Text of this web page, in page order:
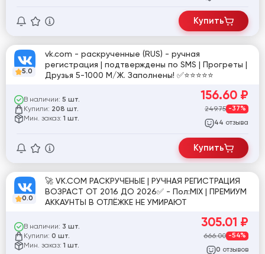
Купить
5.0
vk.com - раскрученные (RUS) - ручная
регистрация | подтверждены по SMS | Прогреты |
Друзья 5-1000 М/Ж. Заполнены! ✅⭐️⭐️⭐️⭐️⭐️
В наличии: 5 шт.
Купили: 208 шт.
Мин. заказ: 1 шт.
156.60 ₽
249.75 -37%
44 отзыва
Купить
0.0
🚀 VK.COM РАСКРУЧЕНЫЕ | РУЧНАЯ РЕГИСТРАЦИЯ
ВОЗРАСТ ОТ 2016 ДО 2026✅ - Пол:MIX | ПРЕМИУМ
АККАУНТЫ В ОТЛЁЖКЕ НЕ УМИРАЮТ
В наличии: 3 шт.
Купили: 0 шт.
Мин. заказ: 1 шт.
305.01 ₽
666.00 -54%
0 отзывов